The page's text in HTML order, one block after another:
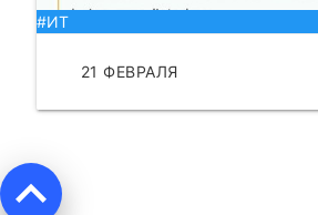
#ИТ
21 ФЕВРАЛЯ
keyboard_arrow_up